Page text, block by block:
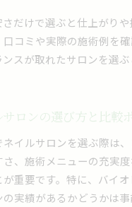
だけで選ぶと仕上がり
コミや実際の施術例を
スが取れたサロンを選
ロンの選び方と比較
イルサロンを選ぶ際は
、施術メニューの充実
重要です。特に、バイ
の実績があるかどうかは